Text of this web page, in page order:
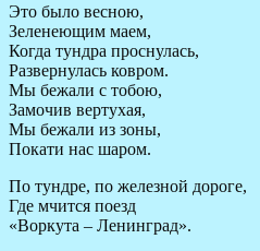
Это было весною,
Зеленеющим маем,
Когда тундра проснулась,
Развернулась ковром.
Мы бежали с тобою,
Замочив вертухая,
Мы бежали из зоны,
Покати нас шаром.
По тундре, по железной дороге,
Где мчится поезд
«Воркута – Ленинград».